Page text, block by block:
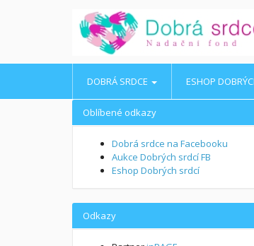
DOBRÁ SRDCE ESHOP
Oblíbené odkazy
Dobrá srdce na Facebooku
Aukce Dobrých srdcí FB
Eshop Dobrých srdcí
Odkazy